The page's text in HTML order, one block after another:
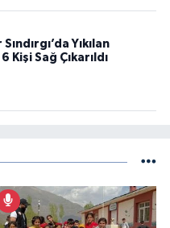
Yıkılan
Kişi Sağ Çıkarıldı